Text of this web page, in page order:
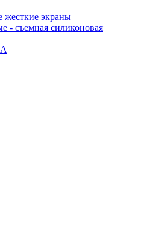
жесткие экраны
- съемная силиконовая